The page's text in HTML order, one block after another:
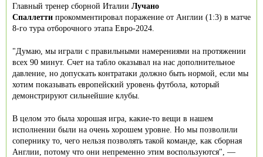
Главный тренер сборной Италии Лучано
Спаллетти прокомментировал поражение от Англии (1:3) в матче
8-го тура отборочного этапа Евро-2024.
"Думаю, мы играли с правильными намерениями на протяжении
всех 90 минут. Счет на табло оказывал на нас дополнительное
давление, но допускать контратаки должно быть нормой, если мы
хотим показывать европейский уровень футбола, который
демонстрируют сильнейшие клубы.
В целом это была хорошая игра, какие-то вещи в нашем
исполнении были на очень хорошем уровне. Но мы позволили
сопернику то, чего нельзя позволять такой команде, как сборная
Англии, потому что они непременно этим воспользуются", —